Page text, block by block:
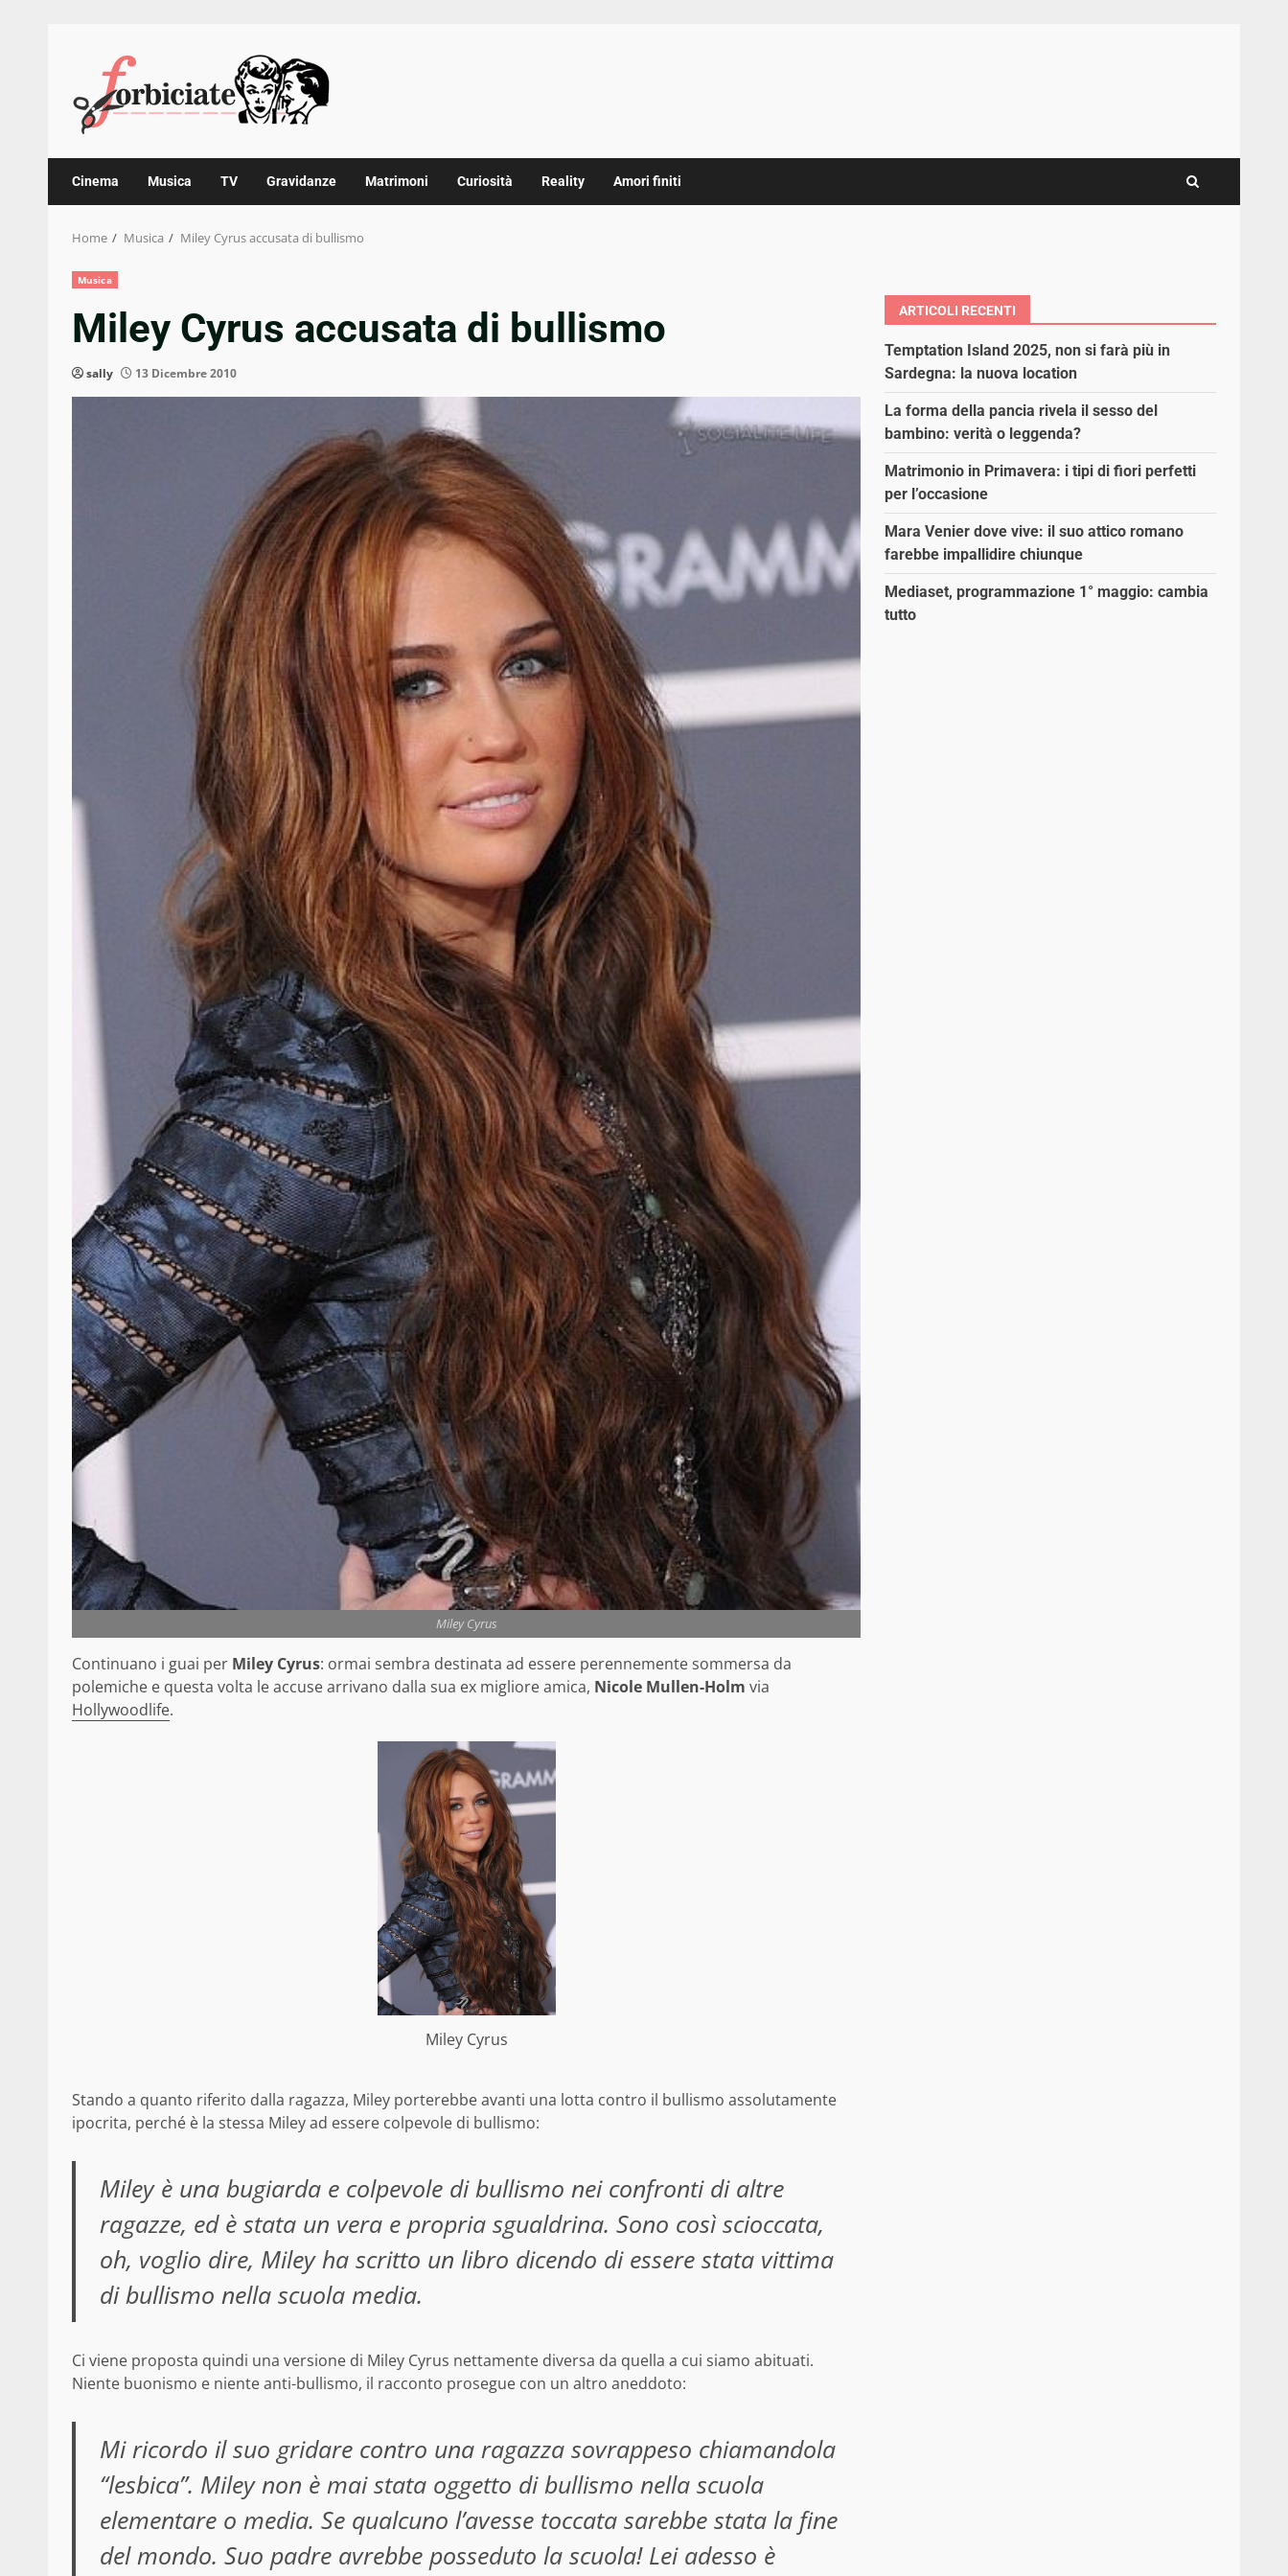
content
Cinema Musica TV Gravidanze Matrimoni Curiosità Reality Amori finiti
Home Musica Miley Cyrus accusata di bullismo
Musica
Miley Cyrus accusata di bullismo
sally 13 Dicembre 2010
Miley Cyrus
Continuano i guai per Miley Cyrus: ormai sembra destinata ad essere perennemente sommersa da
polemiche e questa volta le accuse arrivano dalla sua ex migliore amica, Nicole Mullen-Holm via
Hollywoodlife.
Miley Cyrus
Stando a quanto riferito dalla ragazza, Miley porterebbe avanti una lotta contro il bullismo assolutamente
ipocrita, perché è la stessa Miley ad essere colpevole di bullismo:
Miley è una bugiarda e colpevole di bullismo nei confronti di altre
ragazze, ed è stata un vera e propria sgualdrina. Sono così scioccata,
oh, voglio dire, Miley ha scritto un libro dicendo di essere stata vittima
di bullismo nella scuola media.
Ci viene proposta quindi una versione di Miley Cyrus nettamente diversa da quella a cui siamo abituati.
Niente buonismo e niente anti-bullismo, il racconto prosegue con un altro aneddoto:
Mi ricordo il suo gridare contro una ragazza sovrappeso chiamandola
“lesbica”. Miley non è mai stata oggetto di bullismo nella scuola
elementare o media. Se qualcuno l’avesse toccata sarebbe stata la fine
del mondo. Suo padre avrebbe posseduto la scuola! Lei adesso è
ARTICOLI RECENTI
Temptation Island 2025, non si farà più in
Sardegna: la nuova location
La forma della pancia rivela il sesso del
bambino: verità o leggenda?
Matrimonio in Primavera: i tipi di fiori perfetti
per l’occasione
Mara Venier dove vive: il suo attico romano
farebbe impallidire chiunque
Mediaset, programmazione 1° maggio: cambia
tutto